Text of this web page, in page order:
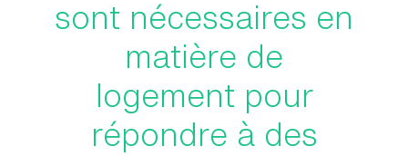
sont nécessaires en
matière de
logement pour
répondre à des